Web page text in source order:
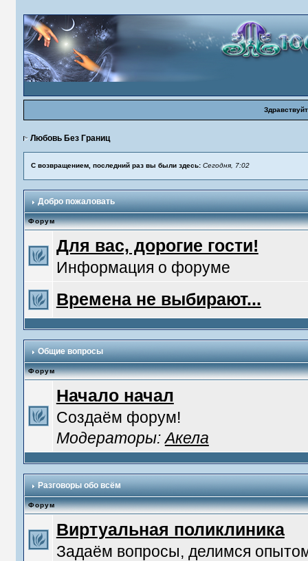
Любовь Без Границ
С возвращением, последний раз вы были здесь: Сегодня, 7:02
Добро пожаловать
Форум
Для вас, дорогие гости!
Информация о форуме
Времена не выбирают...
Общие вопросы
Форум
Начало начал
Создаём форум!
Модераторы:Акела
Разговоры обо всём
Форум
Виртуальная поликлиника
Задаём вопросы, делимся